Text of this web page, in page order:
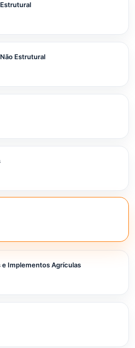
Estrutural
e Implementos Agrículas